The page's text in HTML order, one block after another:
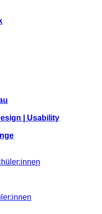
| Usability